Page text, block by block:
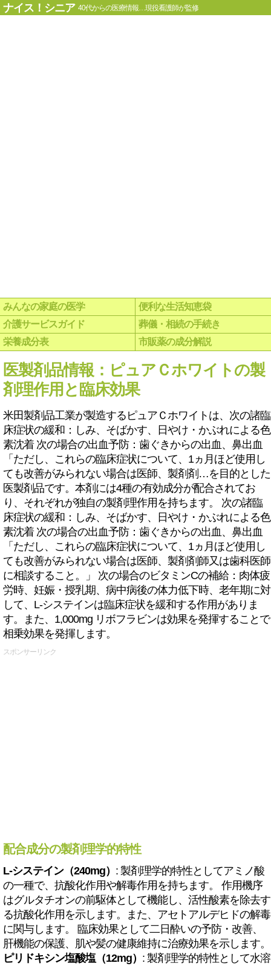
ナイス！シニア 40代からの医療情報…現役看護師が監修
みんなの家庭の医学
便利な生活知恵袋
介護サービスガイド
葬儀・相続の手続き
栄養成分表
市販薬の成分解説
医製剤品情報：ピュアＣホワイトの製
剤理作用と臨床効果
米田製剤品工業が製造するピュアＣホワイトは、次の諸臨
床症状の緩和：しみ、そばかす、日やけ・かぶれによる色
素沈着 次の場合の出血予防：歯ぐきからの出血、鼻出血
「ただし、これらの臨床症状について、1ヵ月ほど使用し
ても改善がみられない場合は医師、製剤剤…を目的とした
医製剤品です。本剤には4種の有効成分が配合されてお
り、それぞれが独自の製剤理作用を持ちます。 次の諸臨
床症状の緩和：しみ、そばかす、日やけ・かぶれによる色
素沈着 次の場合の出血予防：歯ぐきからの出血、鼻出血
「ただし、これらの臨床症状について、1ヵ月ほど使用し
ても改善がみられない場合は医師、製剤剤師又は歯科医師
に相談すること。」 次の場合のビタミンCの補給：肉体疲
労時、妊娠・授乳期、病中病後の体力低下時、老年期に対
して、L-システインは臨床症状を緩和する作用がありま
す。また、1,000mg リボフラビンは効果を発揮することで
相乗効果を発揮します。
スポンサーリンク
配合成分の製剤理学的特性
L-システイン（240mg） : 製剤理学的特性としてアミノ酸
の一種で、抗酸化作用や解毒作用を持ちます。 作用機序
はグルタチオンの前駆体として機能し、活性酸素を除去す
る抗酸化作用を示します。また、アセトアルデヒドの解毒
に関与します。 臨床効果として二日酔いの予防・改善、
肝機能の保護、肌や髪の健康維持に治療効果を示します。
ピリドキシン塩酸塩（12mg） : 製剤理学的特性として水溶